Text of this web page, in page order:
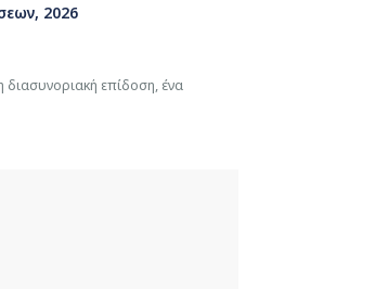
2026
διασυνοριακή επίδοση, ένα